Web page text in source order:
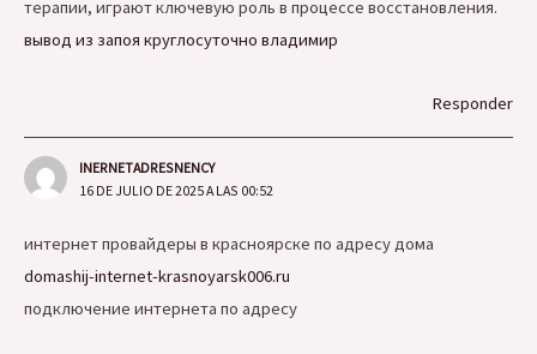
терапии, играют ключевую роль в процессе восстановления.
вывод из запоя круглосуточно владимир
Responder
INERNETADRESNENCY
16 DE JULIO DE 2025 A LAS 00:52
интернет провайдеры в красноярске по адресу дома
domashij-internet-krasnoyarsk006.ru
подключение интернета по адресу